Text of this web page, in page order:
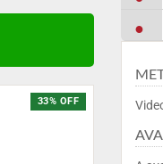
33% OFF